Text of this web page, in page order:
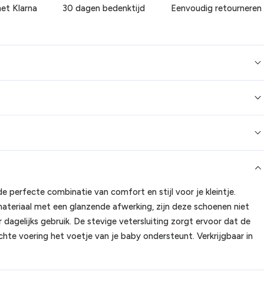
Klarna 30 dagen bedenktijd Eenvoudig retourneren
perfecte combinatie van comfort en stijl voor je kleintje.
met een glanzende afwerking, zijn deze schoenen niet
gebruik. De stevige vetersluiting zorgt ervoor dat de
voering het voetje van je baby ondersteunt. Verkrijgbaar in